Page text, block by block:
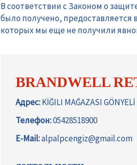
В соответствии с Законом о
было получено,
которых мы еще не получили
BRANDWELL
Адрес:KİĞILI MAĞAZASI
Телефон:05428518900
E-Mail:alpalpcengiz@gmail.com